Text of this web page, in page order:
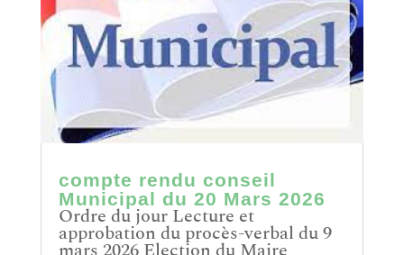
compte rendu conseil
Municipal du 20 Mars 2026
Ordre du jour Lecture et
approbation du procès-verbal du 9